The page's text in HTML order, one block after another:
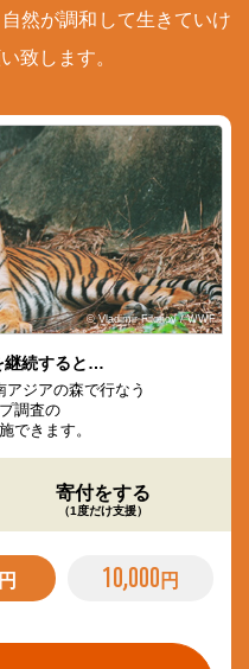
然が調和して生きていけ
致します。
© Vladimir Filonov / WWF
継続すると…
ジアの森で行なう
調査の
できます。
寄付をする
（1度だけ支援）
円 10,000 円